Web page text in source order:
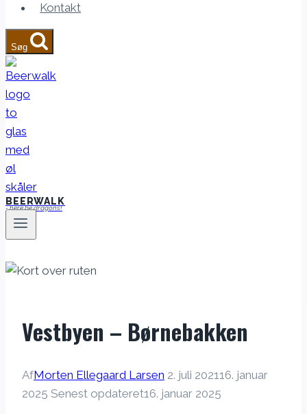
Kontakt
Søg
BEERWALK
- here be dragons!
Vestbyen – Børnebakken
AfMorten Ellegaard Larsen 2. juli 202116. januar
2025 Senest opdateret16. januar 2025